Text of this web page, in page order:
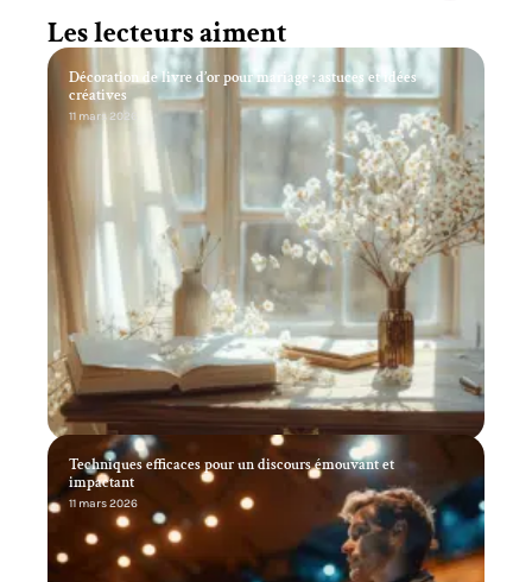
Les lecteurs aiment
Décoration de livre d’or pour mariage : astuces et idées
créatives
11 mars 2026
Techniques efficaces pour un discours émouvant et
impactant
11 mars 2026